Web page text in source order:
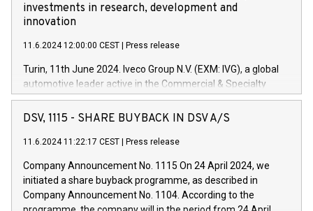
investments in research, development and
innovation
11.6.2024 12:00:00 CEST Press release
Turin, 11th June 2024. Iveco Group N.V. (EXM: IVG), a global
automotive leader active in the Commercial & Specialty
Vehicles, Powertrain and related Financial Services arenas,
has successfully signed a term loan facility of 150 million
new projects in Italy dedicated to research, development and
by CDP, Iveco Group will develop innovative technologies and
architectures in the field of electric propulsion and further
develop solutions for autonomous driving, digitalisation and
DSV, 1115 - SHARE BUYBACK IN DSV A/S
11.6.2024 11:22:17 CEST Press release
Company Announcement No. 1115 On 24 April 2024, we
initiated a share buyback programme, as described in
Company Announcement No. 1104. According to the